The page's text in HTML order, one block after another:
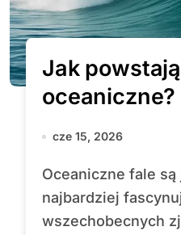
Jak
oceaniczne?
cze 15, 2026
Oceaniczne fale są jednym z
najbardziej
wszechobecnych